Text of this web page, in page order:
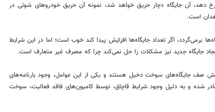
رخ دهد، آن جایگاه دچار حریق خواهد شد، نمونه آن حریق خودروهای شوتیدر
است.
برمی‌گردد، اگر تعداد جایگاه‌ها افزایش پیدا کند خوب است؛ اما در این شرایط
جایگاه جدید نیز مشکلات را حل نمی‌کند چرا که مصرف غیر متعارف است.
صف جایگاه‌های سوخت دخیل هستند و یکی از این عوامل، وجود بارنامه‌های
شده و به دلیل وجود شرایط قاچاق، توسط کامیون‌های فاقد فعالیت، سوخت